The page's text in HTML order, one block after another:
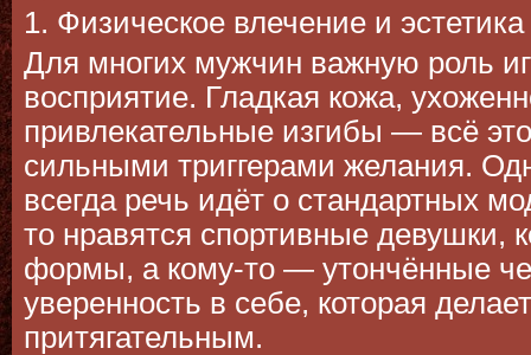
1. Физическое влечение и эстетика
Для многих мужчин важную роль
восприятие. Гладкая кожа,
привлекательные изгибы — всё
сильными триггерами желания.
всегда речь идёт о стандартных
то нравятся спортивные
формы, а кому-то — утончённые
уверенность в себе, которая
притягательным.